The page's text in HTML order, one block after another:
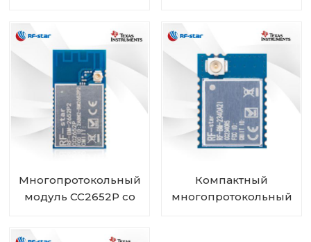
усилителем
мощности RF-BM-
2652P2
Многопротокольный
модуль CC2652P со
Компактный
многопротокольный